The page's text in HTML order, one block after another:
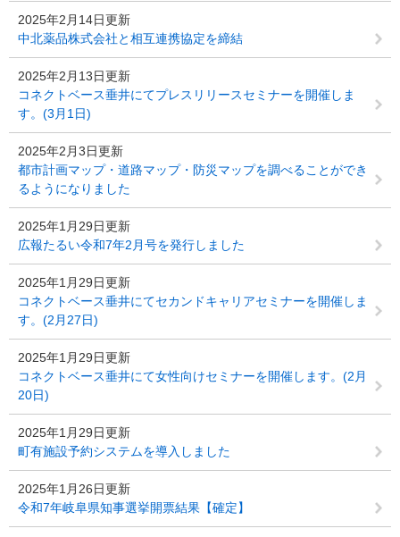
2025年2月14日更新
中北薬品株式会社と相互連携協定を締結
2025年2月13日更新
コネクトベース垂井にてプレスリリースセミナーを開催しま
す。(3月1日)
2025年2月3日更新
都市計画マップ・道路マップ・防災マップを調べることができ
るようになりました
2025年1月29日更新
広報たるい令和7年2月号を発行しました
2025年1月29日更新
コネクトベース垂井にてセカンドキャリアセミナーを開催しま
す。(2月27日)
2025年1月29日更新
コネクトベース垂井にて女性向けセミナーを開催します。(2月
20日)
2025年1月29日更新
町有施設予約システムを導入しました
2025年1月26日更新
令和7年岐阜県知事選挙開票結果【確定】